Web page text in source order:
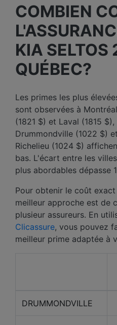
COMBIEN
KIA
QUÉBEC?
Les primes les plus
sont observées à
(1821 $) et Laval (1815
Drummondville (1022 $)
Richelieu (1024 $)
bas. L'écart entre les
plus abordables dépasse
Pour obtenir le coût
meilleur approche est de
plusieur assureurs. En
Clicassure, vous pouvez
meilleur prime adaptée à
DRUMMONDVILLE